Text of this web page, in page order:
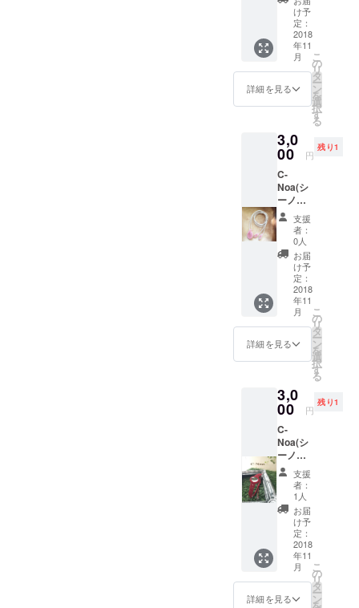
当日お
受け取
りの方
は送料
分増
量。
「当日
考欄に
当日参
をご記
載くだ
さい」
は送料
分増
量。
「当日
参加さ
れる方
は、備
をご記
載くだ
さい」
へ感謝
を込め
たお礼
のメー
ル致し
ます。
サロン
では通
常20分
の所イ
ベント
価格で
20分
¥3000
に致し
ます。
人それ
ぞれ悩
みは違
いま
す。其
の方に
的確な
手法
（推命
易占
理運命
学、易
占カー
ド、心
のカウ
ンセリ
ング、
その
他）
で、ア
ドバイ
ス致し
ます。
辛くて
も時に
は前を
見る事
け予
定：
2018
年11
月
詳細を見る
こ
の
リ
タ
ー
ン
を
選
択
す
る
3,0
00 円
残り1
C-
Noa(シ
ーノ
ア）
ローズ
クォー
ツは 愛
と美の
石とし
て 女性
に人気
です。
恋愛だ
けでな
く、 心
を開放
愛 にも
目覚め
させて
くれる
とも言
われ て
いま
す。 ●
トップ
の大き
さ約
33×20
mm ●
トップ
の石
ローズ
クォー
支援
者：
0人
お届
け予
定：
2018
年11
月
詳細を見る
こ
の
リ
タ
ー
ン
を
選
択
す
る
3,0
00 円
残り1
C-
Noa(シ
ーノ
ア） 万
能の石
(クリ ス
タル)を
鮮やか
な 赤い
ワック
スコー
ドでひ
と目ひ
と 目、
支援
者：
1人
お届
け予
定：
2018
年11
月
詳細を見る
こ
の
リ
タ
ー
ン
を